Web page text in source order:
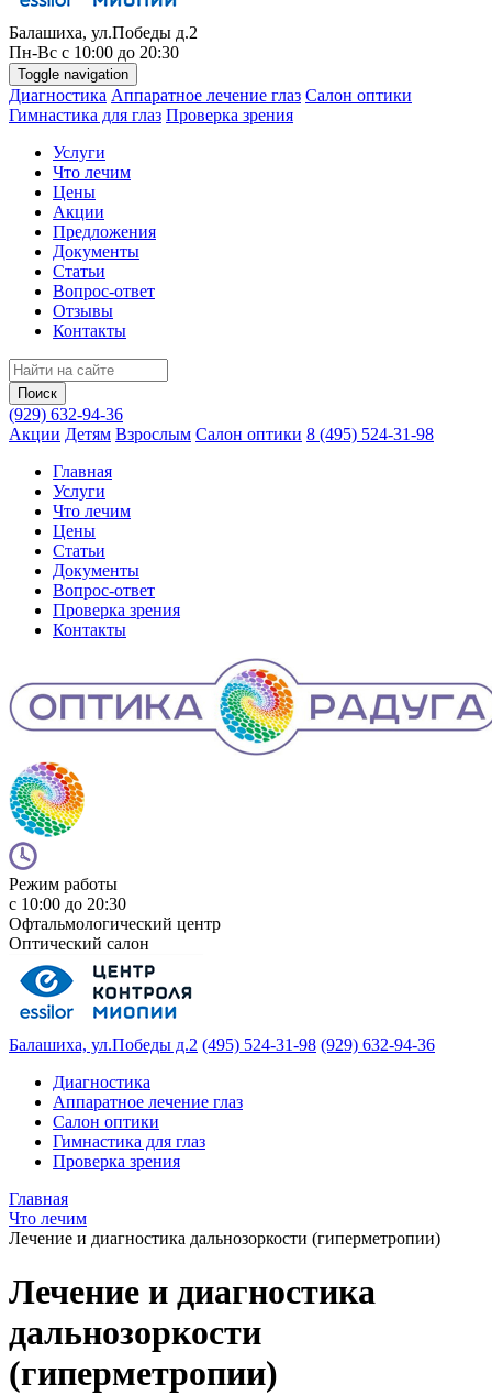
Балашиха, ул.Победы д.2
Пн-Вс с 10:00 до 20:30
Toggle navigation
Диагностика Аппаратное лечение глаз Салон оптики
Гимнастика для глаз Проверка зрения
Услуги
Что лечим
Цены
Акции
Предложения
Документы
Статьи
Вопрос-ответ
Отзывы
Контакты
(929) 632-94-36
Акции Детям Взрослым Салон оптики 8 (495) 524-31-98
Главная
Услуги
Что лечим
Цены
Статьи
Документы
Вопрос‑ответ
Проверка зрения
Контакты
Режим работы
с 10:00 до 20:30
Офтальмологический центр
Оптический салон
Балашиха, ул.Победы д.2 (495) 524-31-98 (929) 632-94-36
Диагностика
Аппаратное лечение глаз
Салон оптики
Гимнастика для глаз
Проверка зрения
Главная
Что лечим
Лечение и диагностика дальнозоркости (гиперметропии)
Лечение и диагностика
дальнозоркости
(гиперметропии)